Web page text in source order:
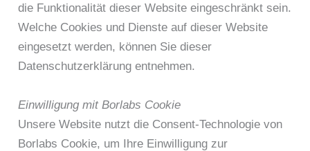
die Funktionalität dieser Website eingeschränkt sein.
Welche Cookies und Dienste auf dieser Website
eingesetzt werden, können Sie dieser
Datenschutzerklärung entnehmen.
Einwilligung mit Borlabs Cookie
Unsere Website nutzt die Consent-Technologie von
Borlabs Cookie, um Ihre Einwilligung zur